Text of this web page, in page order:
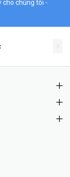
cho chúng tôi -